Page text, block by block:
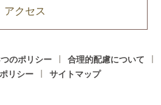
アクセス
のポリシー
合理的配慮について
リシー
サイトマップ